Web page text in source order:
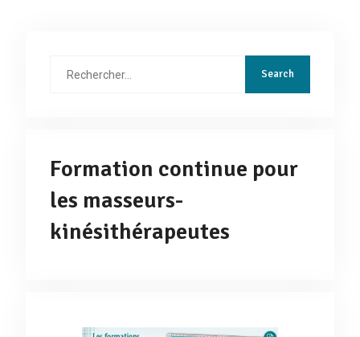
Formation continue pour
les masseurs-
kinésithérapeutes